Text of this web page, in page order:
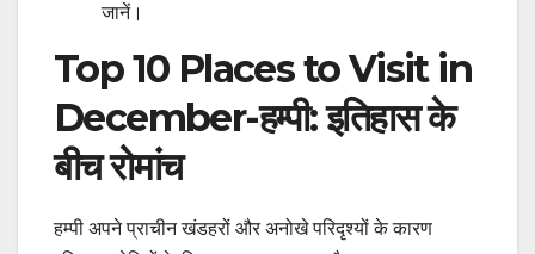
जानें।
Top 10 Places to Visit in
December-हम्पी: इतिहास के
बीच रोमांच
हम्पी अपने प्राचीन खंडहरों और अनोखे परिदृश्यों के कारण